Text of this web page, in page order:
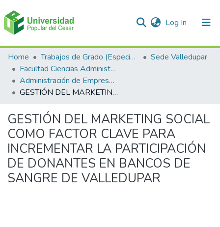
Log In (current)
Communities & Collections
All of DSpace
Statistics
Home Trabajos de Grado (Especializaciones y Pregrados)
Sede Valledupar
Facultad Ciencias Administrativas Contables y Económicas – Face
Administración de Empresas.
GESTIÓN DEL MARKETING SOCIAL COMO FACTOR CLAVE PARA INCREMENTAR LA PARTICIPACIÓN DE DONANTES EN BANCOS DE SANGRE DE VALLEDUPAR
GESTIÓN DEL MARKETING SOCIAL
COMO FACTOR CLAVE PARA
INCREMENTAR LA PARTICIPACIÓN
DE DONANTES EN BANCOS DE
SANGRE DE VALLEDUPAR